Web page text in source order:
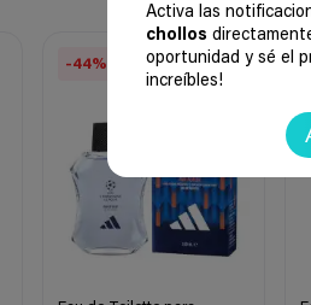
Activa las
chollos
oportunidad y sé el
increíbles!
-44%